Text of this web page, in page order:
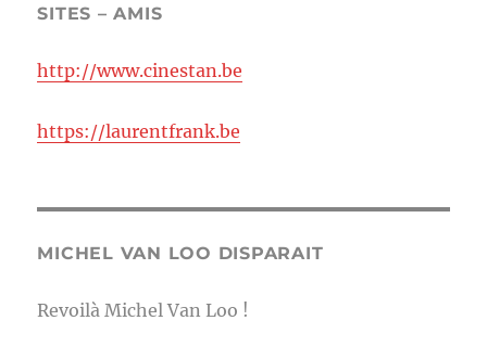
SITES – AMIS
http://www.cinestan.be
https://laurentfrank.be
MICHEL VAN LOO DISPARAIT
Revoilà Michel Van Loo !